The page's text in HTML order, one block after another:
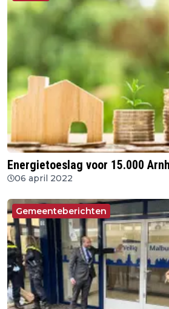
Energietoeslag voor 15.000
06 april 2022
Gemeenteberichten